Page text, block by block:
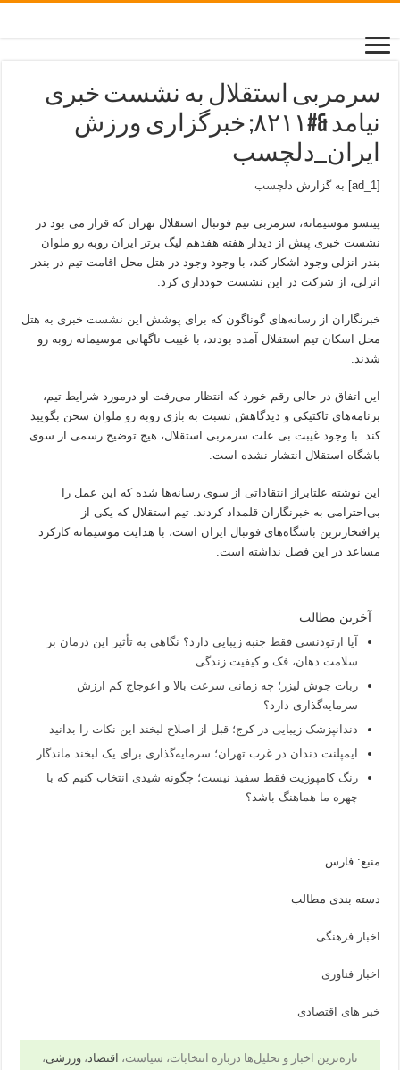
سرمربی استقلال به نشست خبری
نیامد &#۸۲۱۱; خبرگزاری ورزش
ایران_دلچسب
[ad_1] به گزارش دلچسب
پیتسو موسیمانه، سرمربی تیم فوتبال استقلال تهران که قرار می بود در
نشست خبری پیش از دیدار هفته هفدهم لیگ برتر ایران روبه رو ملوان
بندر انزلی وجود اشکار کند، با وجود وجود در هتل محل اقامت تیم در بندر
انزلی، از شرکت در این نشست خودداری کرد.
خبرنگاران از رسانه‌های گوناگون که برای پوشش این نشست خبری به هتل
محل اسکان تیم استقلال آمده بودند، با غیبت ناگهانی موسیمانه روبه رو
شدند.
این اتفاق در حالی رقم خورد که انتظار می‌رفت او درمورد شرایط تیم،
برنامه‌های تاکتیکی و دیدگاهش نسبت به بازی روبه رو ملوان سخن بگویید
کند. با وجود غیبت بی علت سرمربی استقلال، هیچ توضیح رسمی از سوی
باشگاه استقلال انتشار نشده است.
این نوشته علتابراز انتقاداتی از سوی رسانه‌ها شده که این عمل را
بی‌احترامی به خبرنگاران قلمداد کردند. تیم استقلال که یکی از
پرافتخارترین باشگاه‌های فوتبال ایران است، با هدایت موسیمانه کارکرد
مساعد در این فصل نداشته است.
آخرین مطالب
آیا ارتودنسی فقط جنبه زیبایی دارد؟ نگاهی به تأثیر این درمان بر
سلامت دهان، فک و کیفیت زندگی
ربات جوش لیزر؛ چه زمانی سرعت بالا و اعوجاج کم ارزش
سرمایه‌گذاری دارد؟
دندانپزشک زیبایی در کرج؛ قبل از اصلاح لبخند این نکات را بدانید
ایمپلنت دندان در غرب تهران؛ سرمایه‌گذاری برای یک لبخند ماندگار
رنگ کامپوزیت فقط سفید نیست؛ چگونه شیدی انتخاب کنیم که با
چهره ما هماهنگ باشد؟
منبع: فارس
دسته بندی مطالب
اخبار فرهنگی
اخبار فناوری
خبر های اقتصادی
تازه‌ترین اخبار و تحلیل‌ها درباره انتخابات، سیاست، اقتصاد، ورزشی،